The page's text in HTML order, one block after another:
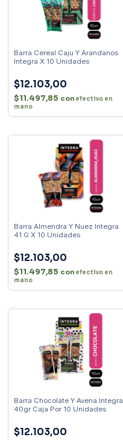
Barra Cereal Caju Y Arandanos
Integra X 10 Unidades
$12.103,00
$11.497,85 con efectivo en
mano
Barra Almendra Y Nuez Integra
41 G X 10 Unidades
$12.103,00
$11.497,85 con efectivo en
mano
Barra Chocolate Y Avena Integra
40gr Caja Por 10 Unidades
$12.103,00